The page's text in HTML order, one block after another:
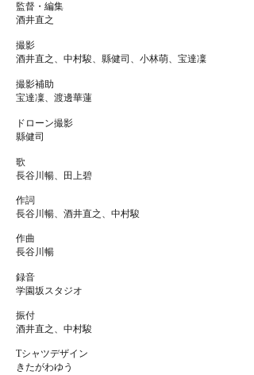
監督・編集
酒井直之
撮影
酒井直之、中村駿、縣健司、小林萌、宝達凜
撮影補助
宝達凜、渡邊華蓮
ドローン撮影
縣健司
歌
長谷川暢、田上碧
作詞
長谷川暢、酒井直之、中村駿
作曲
長谷川暢
録音
学園坂スタジオ
振付
酒井直之、中村駿
Tシャツデザイン
きたがわゆう